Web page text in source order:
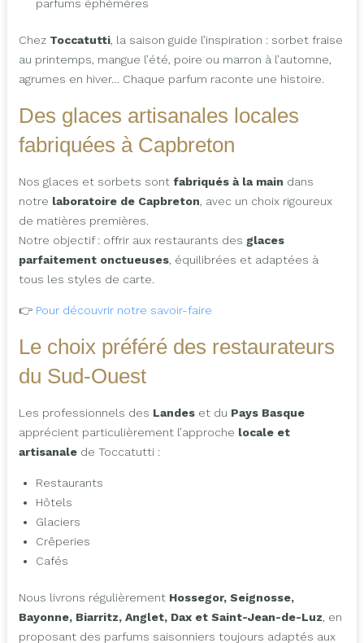
parfums éphémères
Chez Toccatutti , la saison guide l’inspiration : sorbet fraise
au printemps, mangue l’été, poire ou marron à l’automne,
agrumes en hiver… Chaque parfum raconte une histoire.
Des glaces artisanales locales
fabriquées à Capbreton
Nos glaces et sorbets sont fabriqués à la main dans
notre laboratoire de Capbreton , avec un choix rigoureux
de matières premières.
Notre objectif : offrir aux restaurants des glaces
parfaitement onctueuses , équilibrées et adaptées à
tous les styles de carte.
👉 Pour découvrir notre savoir-faire
Le choix préféré des restaurateurs
du Sud-Ouest
Les professionnels des Landes et du Pays Basque
apprécient particulièrement l’approche locale et
artisanale de Toccatutti :
Restaurants
Hôtels
Glaciers
Crêperies
Cafés
Nous livrons régulièrement Hossegor, Seignosse,
Bayonne, Biarritz, Anglet, Dax et Saint-Jean-de-Luz , en
proposant des parfums saisonniers toujours adaptés aux